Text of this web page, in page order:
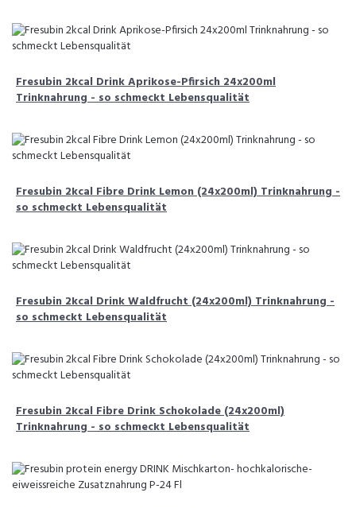
Fresubin 2kcal Drink Aprikose-Pfirsich 24x200ml
Trinknahrung - so schmeckt Lebensqualität
Fresubin 2kcal Fibre Drink Lemon (24x200ml) Trinknahrung -
so schmeckt Lebensqualität
Fresubin 2kcal Drink Waldfrucht (24x200ml) Trinknahrung -
so schmeckt Lebensqualität
Fresubin 2kcal Fibre Drink Schokolade (24x200ml)
Trinknahrung - so schmeckt Lebensqualität